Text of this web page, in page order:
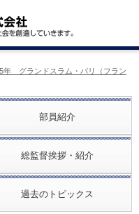
年 グランドスラム・パリ（フラン
部員紹介
総監督挨拶・紹介
過去のトピックス